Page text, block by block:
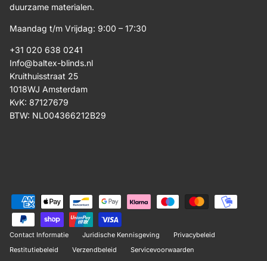
duurzame materialen.
Maandag t/m Vrijdag: 9:00 – 17:30
+31 020 638 0241
Info@baltex-blinds.nl
Kruithuisstraat 25
1018WJ Amsterdam
KvK: 87127679
BTW: NL004366212B29
Contact Informatie Juridische Kennisgeving
Privacybeleid
Restitutiebeleid
Verzendbeleid Servicevoorwaarden